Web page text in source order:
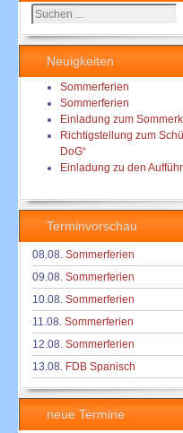
Suchen
...
Neuigkeiten
Sommerferien
Sommerferien
Einladung zum
Richtigstellung zum
DoG“
Einladung zu den
Terminvorschau
08.08. Sommerferien
09.08. Sommerferien
10.08. Sommerferien
11.08. Sommerferien
12.08. Sommerferien
13.08. FDB Spanisch
neue Termine